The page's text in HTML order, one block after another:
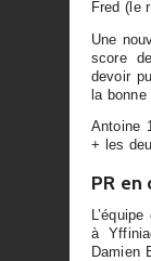
Fred (le
Une
score
devoir
la bonne
Antoine
+ les
PR
à
Damien